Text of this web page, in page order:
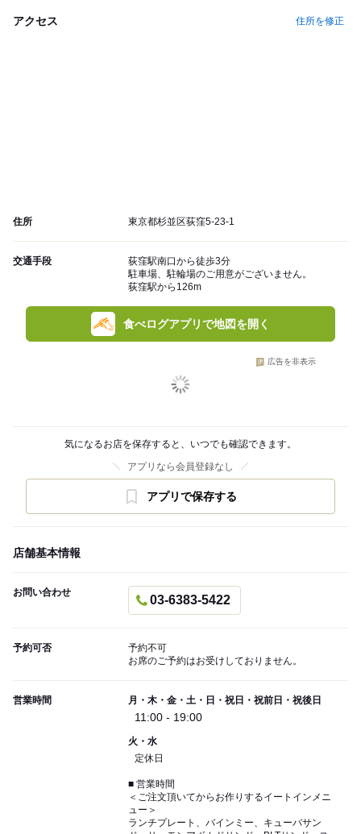
アクセス 住所を修正
住所 東京都杉並区荻窪5-23-1
交通手段
荻窪駅南口から徒歩3分
駐車場、駐輪場のご用意がございません。
荻窪駅から126m
食べログアプリで地図を開く
広告を非表示
気になるお店を保存すると、いつでも確認できます。
アプリなら会員登録なし
アプリで保存する
店舗基本情報
お問い合わせ
03-6383-5422
予約可否
予約不可
お席のご予約はお受けしておりません。
営業時間 月・木・金・土・日・祝日・祝前日・祝後日
11:00 - 19:00
火・水
定休日
■ 営業時間
＜ご注文頂いてからお作りするイートインメニ
ュー＞
ランチプレート、バインミー、キューバサン